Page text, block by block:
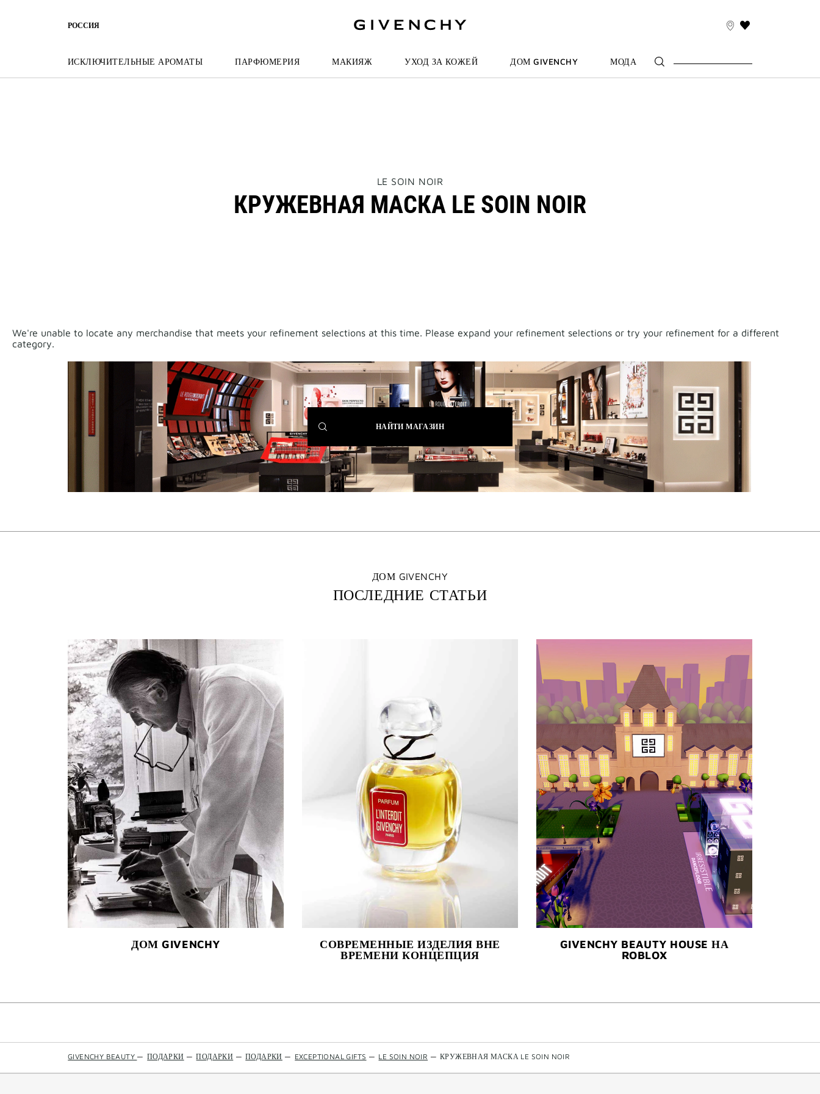
РОССИЯ
THIS
TAKE
ИСКЛЮЧИТЕЛЬНЫЕ АРОМАТЫ ПАРФЮМЕРИЯ МАКИЯЖ УХОД ЗА КОЖЕЙ ДОМ GIVENCHY МОДА
THIS
WILL
OPEN
LE SOIN NOIR
КРУЖЕВНАЯ МАСКА LE SOIN NOIR
We're unable to locate any merchandise that meets your refinement selections at this time. Please expand your refinement selections or try your refinement for a different
category.
НАЙТИ МАГАЗИН(NEW
WINDOW)
ДОМ GIVENCHY
ПОСЛЕДНИЕ СТАТЬИ
ДОМ GIVENCHY
СОВРЕМЕННЫЕ ИЗДЕЛИЯ ВНЕ
ВРЕМЕНИ КОНЦЕПЦИЯ
GIVENCHY BEAUTY HOUSE НА
ROBLOX
GIVENCHY BEAUTY — ПОДАРКИ — ПОДАРКИ — ПОДАРКИ — EXCEPTIONAL GIFTS — LE SOIN NOIR — КРУЖЕВНАЯ МАСКА LE SOIN NOIR